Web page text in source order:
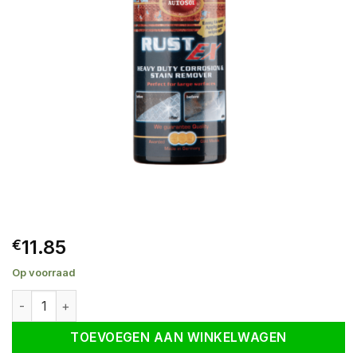
€11.85
Op voorraad
AUTOSOL® Rust-Ex aantal
TOEVOEGEN AAN WINKELWAGEN